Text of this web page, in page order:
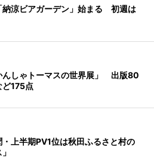
納涼ビアガーデン」始まる 初週は
んしゃトーマスの世界展」 出版80
ど175点
上半期PV1位は秋田ふるさと村の